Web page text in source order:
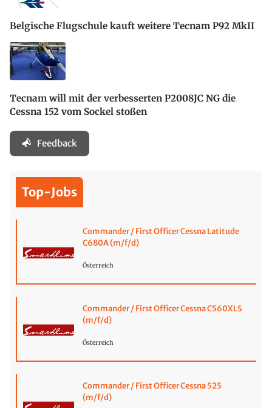
Belgische Flugschule kauft weitere Tecnam P92 MkII
Tecnam will mit der verbesserten P2008JC NG die
Cessna 152 vom Sockel stoßen
Feedback
Top-Jobs
Commander / First Officer Cessna Latitude
C680A (m/f/d)
Österreich
Commander / First Officer Cessna C560XLS
(m/f/d)
Österreich
Commander / First Officer Cessna 525
(m/f/d)